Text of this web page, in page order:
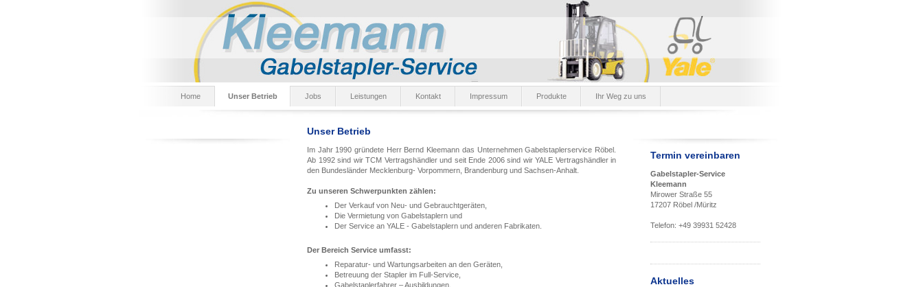
Home Unser Betrieb Jobs Leistungen Kontakt Impressum Produkte Ihr Weg zu uns
Unser Betrieb
Im Jahr 1990 gründete Herr Bernd Kleemann das Unternehmen Gabelstaplerservice Röbel.
Ab 1992 sind wir TCM Vertragshändler und seit Ende 2006 sind wir YALE Vertragshändler in
den Bundesländer Mecklenburg- Vorpommern, Brandenburg und Sachsen-Anhalt.
Zu unseren Schwerpunkten zählen:
Der Verkauf von Neu- und Gebrauchtgeräten,
Die Vermietung von Gabelstaplern und
Der Service an YALE - Gabelstaplern und anderen Fabrikaten.
Der Bereich Service umfasst:
Reparatur- und Wartungsarbeiten an den Geräten,
Betreuung der Stapler im Full-Service,
Gabelstaplerfahrer – Ausbildungen.
Termin vereinbaren
Gabelstapler-Service
Kleemann
Mirower Straße 55
17207 Röbel /Müritz
Telefon: +49 39931 52428
Aktuelles